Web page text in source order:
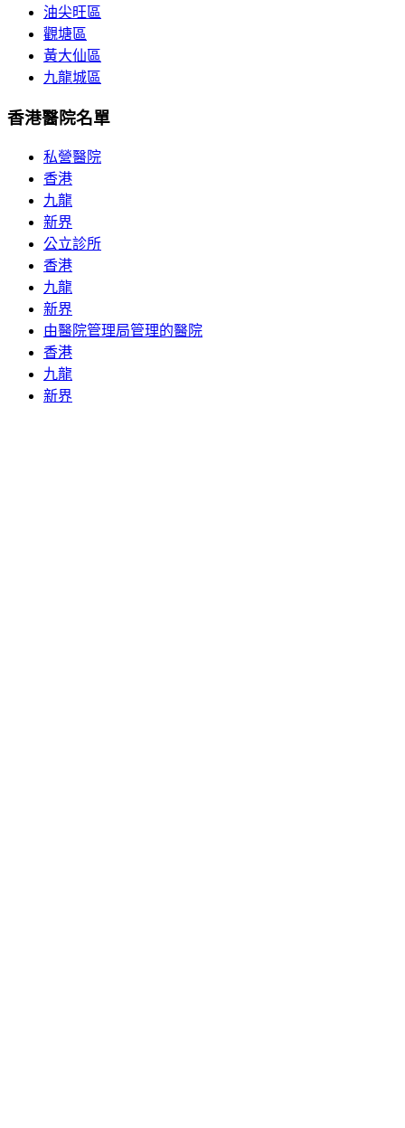
油尖旺區
觀塘區
黃大仙區
九龍城區
香港醫院名單
私營醫院
香港
九龍
新界
公立診所
香港
九龍
新界
由醫院管理局管理的醫院
香港
九龍
新界